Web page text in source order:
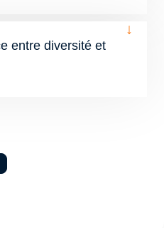
entre diversité et
↓